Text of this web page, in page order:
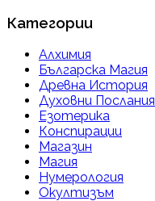
Категории
Алхимия
Българска Магия
Древна История
Духовни Послания
Езотерика
Конспирации
Магазин
Магия
Нумерология
Окултизъм